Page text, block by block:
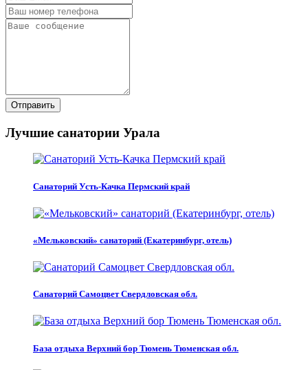
Отправить
Лучшие санатории Урала
Санаторий Усть-Качка Пермский край
«Мельковский» санаторий (Екатеринбург, отель)
Санаторий Самоцвет Свердловская обл.
База отдыха Верхний бор Тюмень Тюменская обл.